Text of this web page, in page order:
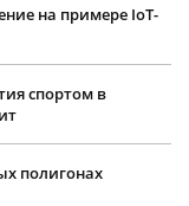
на примере IoT-
спортом в
полигонах